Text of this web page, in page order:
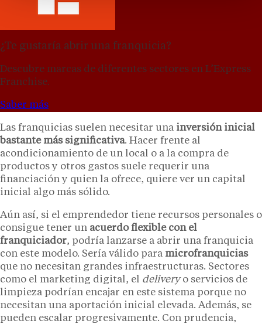
¿Te gustaría abrir una franquicia?
Descubre marcas de diferentes sectores en L’Express
Franchise.
Saber más
Las franquicias suelen necesitar una inversión inicial
bastante más significativa. Hacer frente al
acondicionamiento de un local o a la compra de
productos y otros gastos suele requerir una
financiación y quien la ofrece, quiere ver un capital
inicial algo más sólido.
Aún así, si el emprendedor tiene recursos personales o
consigue tener un acuerdo flexible con el
franquiciador, podría lanzarse a abrir una franquicia
con este modelo. Sería válido para microfranquicias
que no necesitan grandes infraestructuras. Sectores
como el marketing digital, el deliveryo servicios de
limpieza podrían encajar en este sistema porque no
necesitan una aportación inicial elevada. Además, se
pueden escalar progresivamente. Con prudencia,